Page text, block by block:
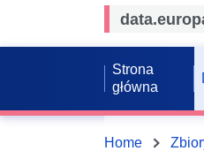
Strona
główna
Home